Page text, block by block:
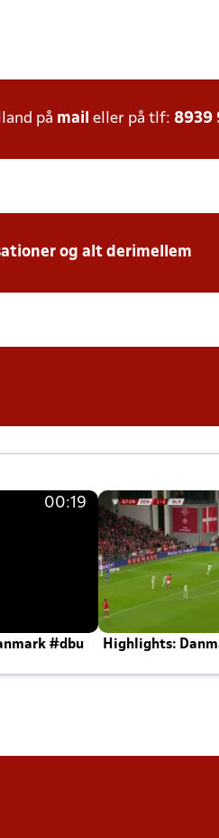
på mail eller på tlf: 8939
og alt derimellem
00:19
#dbu
Highlights: